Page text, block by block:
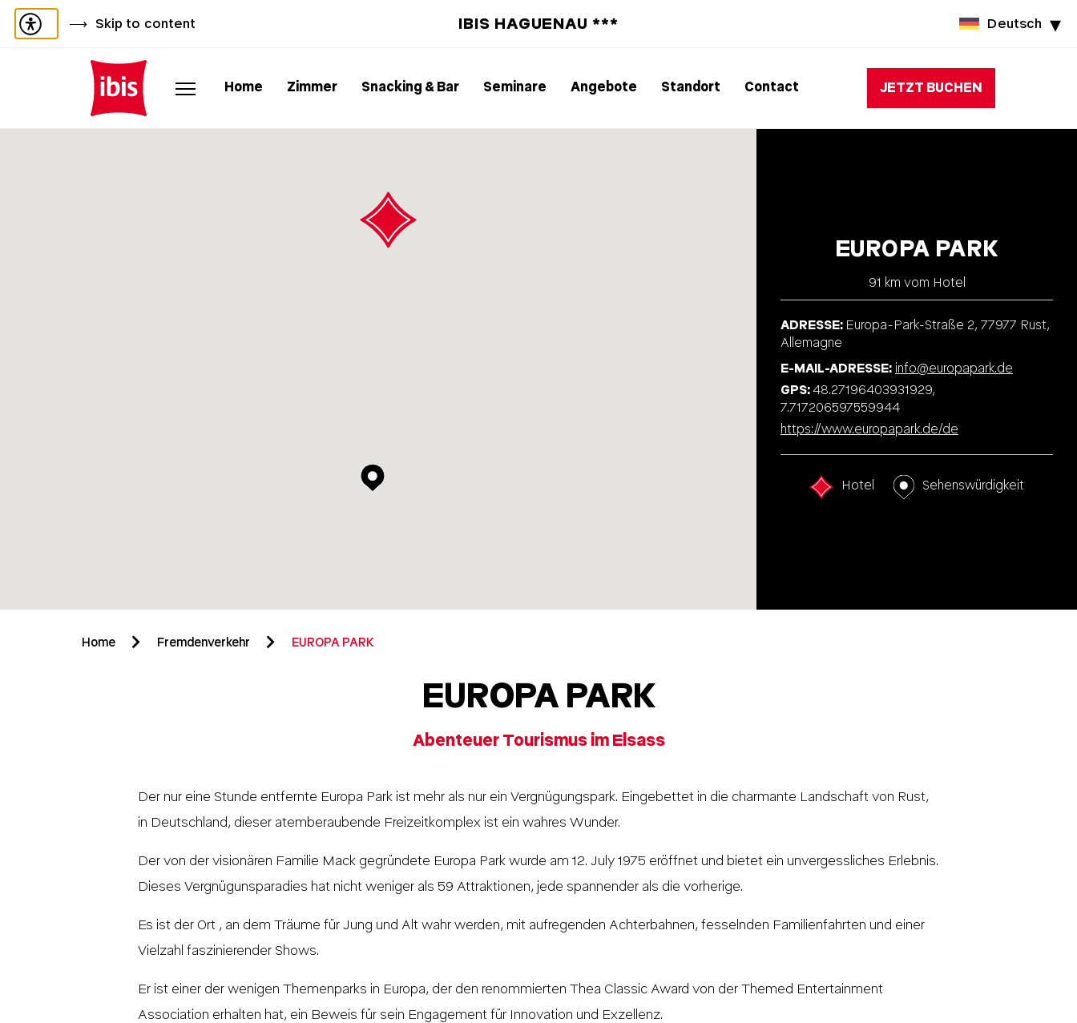
Skip to content IBIS HAGUENAU *** Deutsch
Home Zimmer Snacking & Bar Seminare Angebote Standort Contact JETZT BUCHEN
EUROPA PARK
91 km vom Hotel
ADRESSE Europa-Park-Straße 2, 77977 Rust,
Allemagne
E-MAIL-ADRESSE info@europapark.de
GPS 48.27196403931929,
7.717206597559944
https://www.europapark.de/de
Hotel Sehenswürdigkeit
Home Fremdenverkehr EUROPA PARK
EUROPA PARK
Abenteuer Tourismus im Elsass
Der nur eine Stunde entfernte Europa Park ist mehr als nur ein Vergnügungspark. Eingebettet in die charmante Landschaft von Rust,
in Deutschland, dieser atemberaubende Freizeitkomplex ist ein wahres Wunder.
Der von der visionären Familie Mack gegründete Europa Park wurde am 12. July 1975 eröffnet und bietet ein unvergessliches Erlebnis.
Dieses Vergnügunsparadies hat nicht weniger als 59 Attraktionen, jede spannender als die vorherige.
Es ist der Ort , an dem Träume für Jung und Alt wahr werden, mit aufregenden Achterbahnen, fesselnden Familienfahrten und einer
Vielzahl faszinierender Shows.
Er ist einer der wenigen Themenparks in Europa, der den renommierten Thea Classic Award von der Themed Entertainment
Association erhalten hat, ein Beweis für sein Engagement für Innovation und Exzellenz.